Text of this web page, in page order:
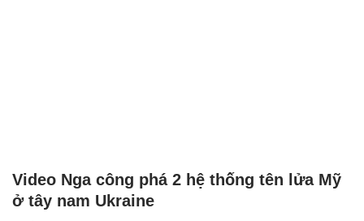
Video Nga công phá 2 hệ thống tên lửa Mỹ
ở tây nam Ukraine